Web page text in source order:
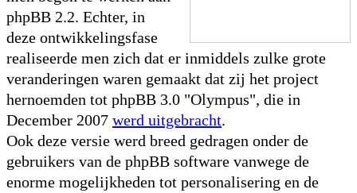
phpBB 2.2. Echter, in
deze ontwikkelingsfase
realiseerde men zich dat er inmiddels zulke grote
veranderingen waren gemaakt dat zij het project
hernoemden tot phpBB 3.0 "Olympus", die in
December 2007 werd uitgebracht.
Ook deze versie werd breed gedragen onder de
gebruikers van de phpBB software vanwege de
enorme mogelijkheden tot personalisering en de